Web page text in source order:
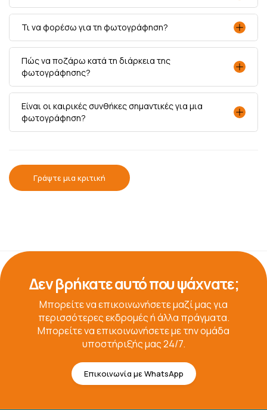
Τι να φορέσω για τη φωτογράφηση?
Πώς να ποζάρω κατά τη διάρκεια της
φωτογράφησης?
Είναι οι καιρικές συνθήκες σημαντικές για μια
φωτογράφηση?
Γράψτε μια κριτική
Δεν βρήκατε αυτό που ψάχνατε;
Μπορείτε να επικοινωνήσετε μαζί μας για
περισσότερες εκδρομές ή άλλα πράγματα.
Μπορείτε να επικοινωνήσετε με την ομάδα
υποστήριξής μας 24/7.
Επικοινωνία με WhatsApp